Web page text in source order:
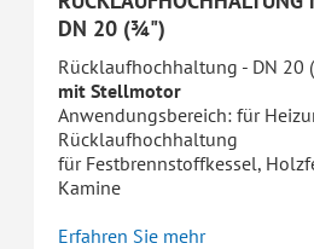
DN 20 (¾")
Rücklaufhochhaltung - DN 20
mit Stellmotor
Anwendungsbereich: für
Rücklaufhochhaltung
für Festbrennstoffkessel,
Kamine
Erfahren Sie mehr